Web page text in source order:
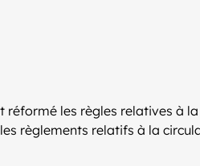
réformé les règles relatives à la
règlements relatifs à la